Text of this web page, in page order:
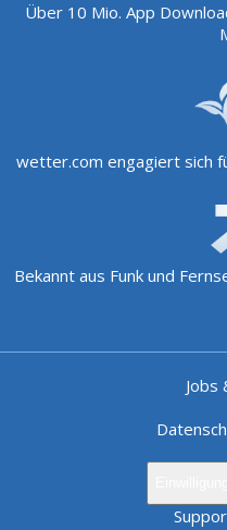
Über 10 Mio. App
wetter.com engagiert sich
Bekannt aus Funk und
Jobs